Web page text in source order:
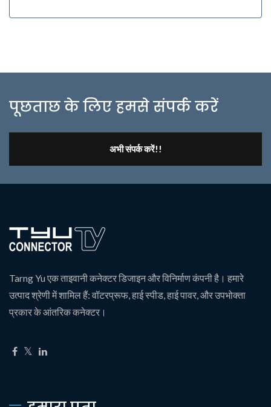
पूछताछ के लिए हमसे संपर्क करें
अभी संपर्क करें!!
Tarng Yu एक ताइवानी कनेक्टर डिजाइन और विनिर्माण कंपनी है। हमारे
उत्पाद श्रेणी में शामिल हैं: वॉटरप्रूफ, हाई स्पीड, हाई पावर, और उपभोक्ता
प्रकार के आंतरिक कनेक्टर।